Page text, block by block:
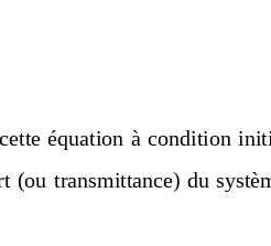
équation à condition
(ou transmittance) du